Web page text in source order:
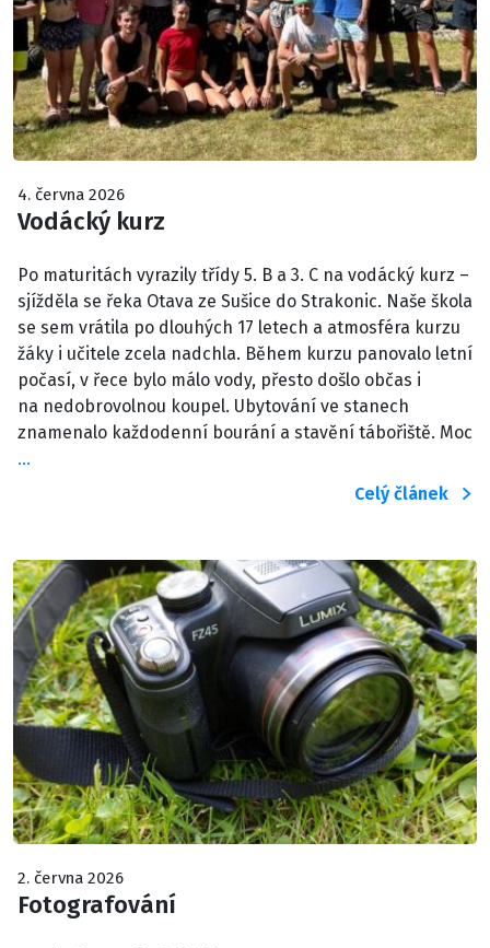
4. června 2026
Vodácký kurz
Po maturitách vyrazily třídy 5. B a 3. C na vodácký kurz –
sjížděla se řeka Otava ze Sušice do Strakonic. Naše škola
se sem vrátila po dlouhých 17 letech a atmosféra kurzu
žáky i učitele zcela nadchla. Během kurzu panovalo letní
počasí, v řece bylo málo vody, přesto došlo občas i
na nedobrovolnou koupel. Ubytování ve stanech
znamenalo každodenní bourání a stavění tábořiště. Moc
…
Celý článek
2. června 2026
Fotografování